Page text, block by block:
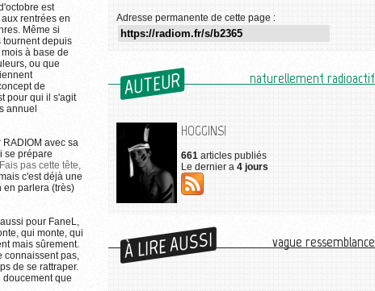
est
rentrées en
Même si
tournent depuis
à base de
ou que
de
pour qui il s'agit
annuel
avec sa
se prépare
Fais pas cette tête,
c'est déjà une
en parlera (très)
pour FaneL,
qui monte, qui
mais sûrement.
connaissent pas,
de se rattraper.
doucement que
Adresse permanente de cette page :
AUTEUR naturellement radioactif
HOGGINS!
661 articles publiés
Le dernier a 4 jours
À LIRE AUSSI vague ressemblance